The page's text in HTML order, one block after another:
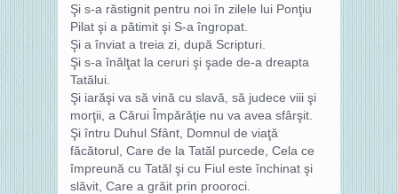
Şi s-a răstignit pentru noi în zilele lui Ponţiu
Pilat şi a pătimit şi S-a îngropat.
Şi a înviat a treia zi, după Scripturi.
Şi s-a înălţat la ceruri şi şade de-a dreapta
Tatălui.
Şi iarăşi va să vină cu slavă, să judece viii şi
morţii, a Cărui Împărăţie nu va avea sfârşit.
Şi întru Duhul Sfânt, Domnul de viaţă
făcătorul, Care de la Tatăl purcede, Cela ce
împreună cu Tatăl şi cu Fiul este închinat şi
slăvit, Care a grăit prin prooroci.